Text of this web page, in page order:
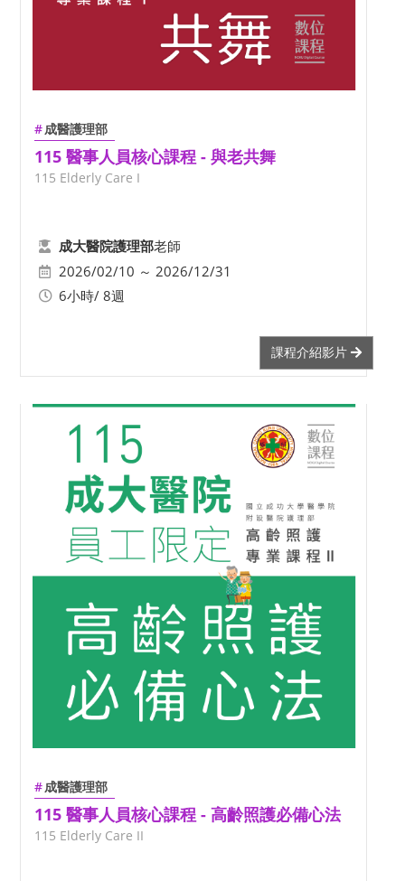
成醫護理部
115 醫事人員核心課程 - 與老共舞
115 Elderly Care I
成大醫院護理部老師
2026/02/10 ～ 2026/12/31
6小時/ 8週
課程介紹影片
成醫護理部
115 醫事人員核心課程 - 高齡照護必備心法
115 Elderly Care II